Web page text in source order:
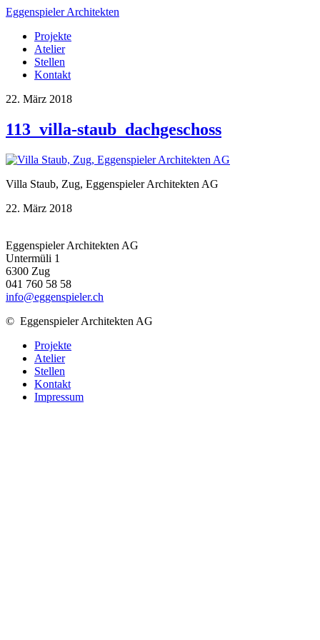
Eggenspieler Architekten
Projekte
Atelier
Stellen
Kontakt
22. März 2018
113_villa-staub_dachgeschoss
Villa Staub, Zug, Eggenspieler Architekten AG
22. März 2018
Eggenspieler Architekten AG
Untermüli 1
6300 Zug
041 760 58 58
info@eggenspieler.ch
© Eggenspieler Architekten AG
Projekte
Atelier
Stellen
Kontakt
Impressum